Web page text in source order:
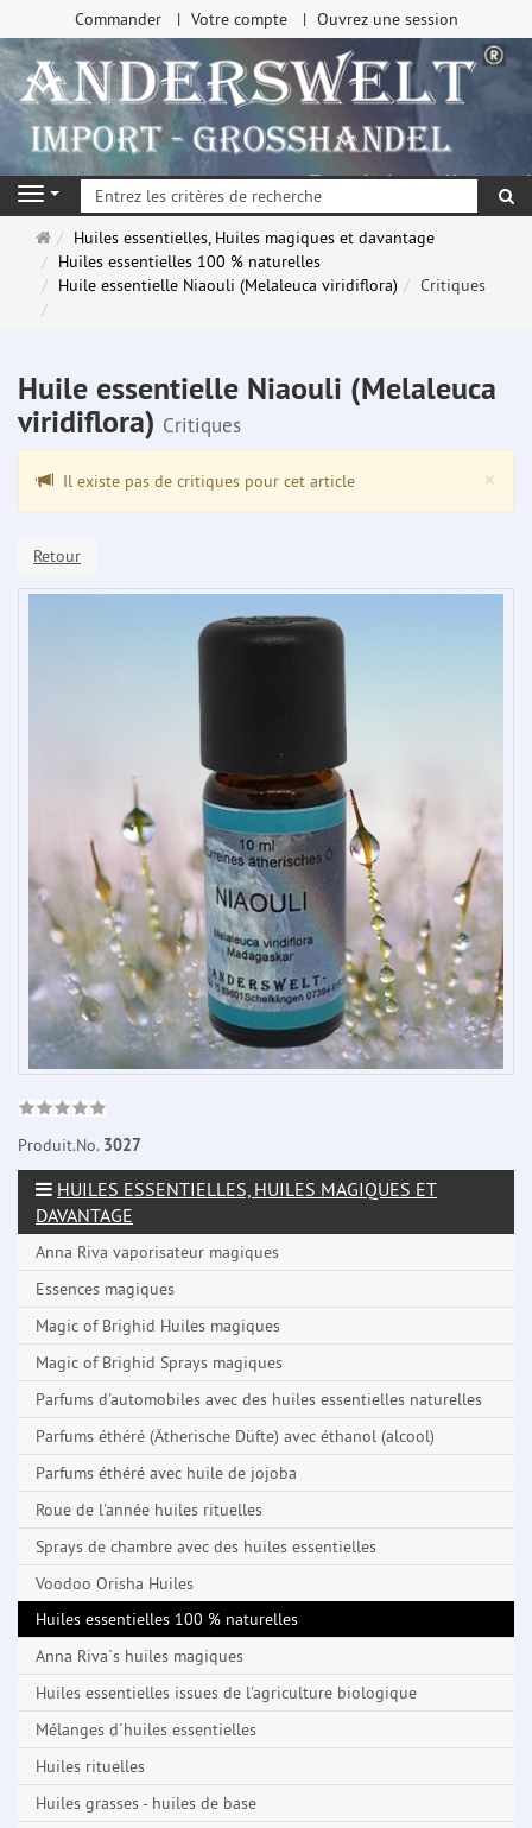
Commander Votre compte Ouvrez une session
Navigation
Page
d'accueil
Huiles essentielles, Huiles magiques et davantage
Huiles essentielles 100 % naturelles
Huile essentielle Niaouli (Melaleuca viridiflora)
Critiques
Huile essentielle Niaouli (Melaleuca
viridiflora) Critiques
×
Il existe pas de critiques pour cet article
Retour
Produit.No. 3027
HUILES ESSENTIELLES, HUILES MAGIQUES ET
DAVANTAGE
Anna Riva vaporisateur magiques
Essences magiques
Magic of Brighid Huiles magiques
Magic of Brighid Sprays magiques
Parfums d'automobiles avec des huiles essentielles naturelles
Parfums éthéré (Ätherische Düfte) avec éthanol (alcool)
Parfums éthéré avec huile de jojoba
Roue de l'année huiles rituelles
Sprays de chambre avec des huiles essentielles
Voodoo Orisha Huiles
Huiles essentielles 100 % naturelles
Anna Riva`s huiles magiques
Huiles essentielles issues de l'agriculture biologique
Mélanges d´huiles essentielles
Huiles rituelles
Huiles grasses - huiles de base